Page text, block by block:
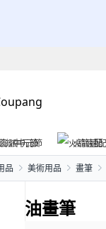
澎派中元節
火箭速配
品 美術用品 畫筆
油畫筆